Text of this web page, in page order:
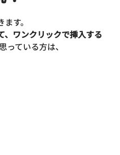
す。
、ワンクリックで挿入する
っている方は、